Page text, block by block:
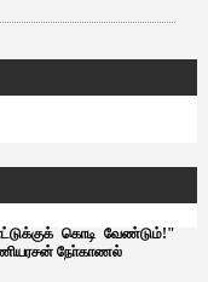
கொடி வேண்டும்!"
நோ்காணல்